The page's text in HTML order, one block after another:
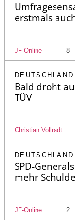
erstmals
JF-Online 8
DEUTSCHLAND
Bald droht
TÜV
Christian Vollradt
DEUTSCHLAND
SPD-
mehr
JF-Online 2